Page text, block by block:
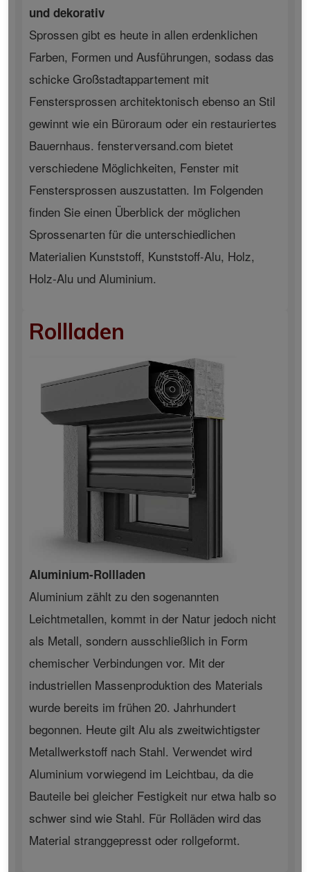
und dekorativ
Sprossen gibt es heute in allen erdenklichen
Farben, Formen und Ausführungen, sodass das
schicke Großstadtappartement mit
Fenstersprossen architektonisch ebenso an Stil
gewinnt wie ein Büroraum oder ein restauriertes
Bauernhaus. fensterversand.com bietet
verschiedene Möglichkeiten, Fenster mit
Fenstersprossen auszustatten. Im Folgenden
finden Sie einen Überblick der möglichen
Sprossenarten für die unterschiedlichen
Materialien Kunststoff, Kunststoff-Alu, Holz,
Holz-Alu und Aluminium.
Rollladen
Aluminium-Rollladen
Aluminium zählt zu den sogenannten
Leichtmetallen, kommt in der Natur jedoch nicht
als Metall, sondern ausschließlich in Form
chemischer Verbindungen vor. Mit der
industriellen Massenproduktion des Materials
wurde bereits im frühen 20. Jahrhundert
begonnen. Heute gilt Alu als zweitwichtigster
Metallwerkstoff nach Stahl. Verwendet wird
Aluminium vorwiegend im Leichtbau, da die
Bauteile bei gleicher Festigkeit nur etwa halb so
schwer sind wie Stahl. Für Rolläden wird das
Material stranggepresst oder rollgeformt.